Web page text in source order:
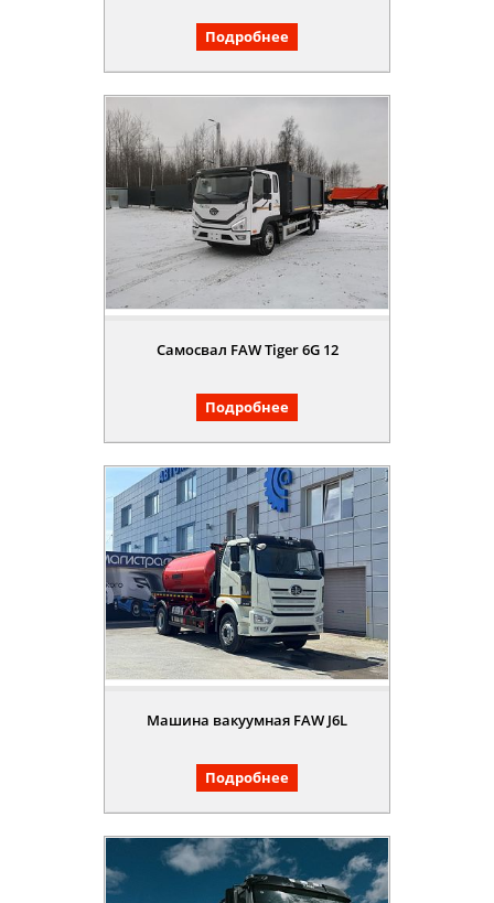
Подробнее
Самосвал FAW Tiger 6G 12
Подробнее
Машина вакуумная FAW J6L
Подробнее